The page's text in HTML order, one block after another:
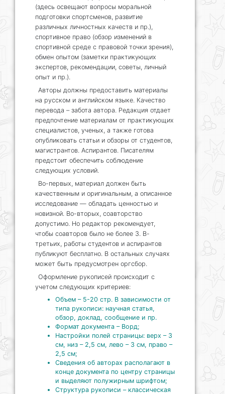
(здесь освещают вопросы моральной
подготовки спортсменов, развитие
различных личностных качеств и пр.),
спортивное право (обзор изменений в
спортивной среде с правовой точки зрения),
обмен опытом (заметки практикующих
экспертов, рекомендации, советы, личный
опыт и пр.).
Авторы должны предоставить материалы
на русском и английском языке. Качество
перевода – забота автора. Редакция отдает
предпочтение материалам от практикующих
специалистов, ученых, а также готова
опубликовать статьи и обзоры от студентов,
магистрантов. Аспирантов. Писателям
предстоит обеспечить соблюдение
следующих условий.
Во-первых, материал должен быть
качественным и оригинальным, а описанное
исследование — обладать ценностью и
новизной. Во-вторых, соавторство
допустимо. Но редактор рекомендует,
чтобы соавторов было не более 3. В-
третьих, работы студентов и аспирантов
публикуют бесплатно. В остальных случаях
может быть предусмотрен оргсбор.
Оформление рукописей происходит с
учетом следующих критериев:
Объем – 5-20 стр. В зависимости от
типа рукописи: научная статья,
обзор, доклад, сообщение и пр.
Формат документа – Ворд;
Настройки полей страницы: верх – 3
см, низ – 2,5 см, лево – 3 см, право –
2,5 см;
Сведения об авторах располагают в
конце документа по центру страницы
и выделяют полужирным шрифтом;
Структура рукописи – классическая